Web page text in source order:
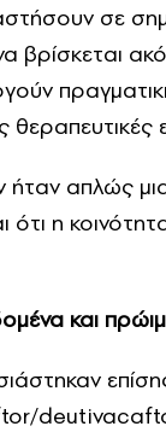
σε
βρίσκεται
θεραπευτικές
απλώς μια
ότι η
και
deutivacaftor